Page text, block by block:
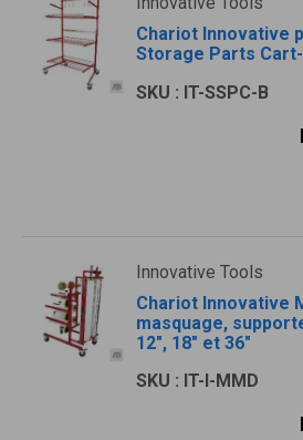
Chariot Innovative
Storage Parts
SKU : IT-SSPC-B
Innovative Tools
Chariot Innovative
masquage,
12", 18" et 36"
SKU : IT-I-MMD